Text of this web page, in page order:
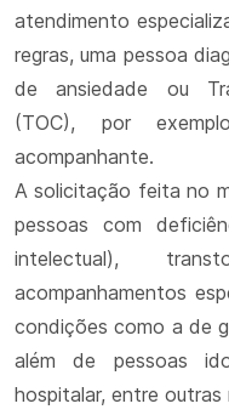
atendimento
regras, uma pessoa
de ansiedade ou
(TOC), por
acompanhante.
A solicitação feita no
pessoas com
intelectual),
acompanhamentos
condições como a de
além de pessoas
hospitalar, entre outras